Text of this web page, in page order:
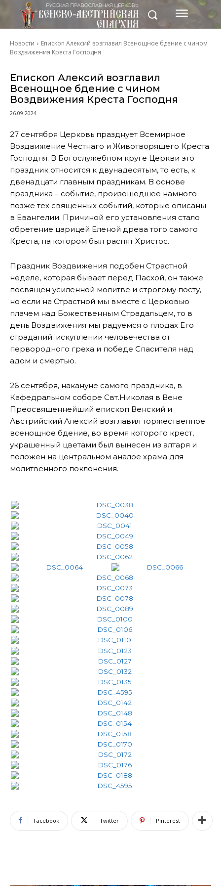
Новости
Епископ Алексий возглавил Всенощное бдение с чином
Воздвижения Креста Господня
Епископ Алексий возглавил
Всенощное бдение с чином
Воздвижения Креста Господня
26.09.2024
27 сентября Церковь празднует Всемирное
Воздвижение Честнаго и Животворящего Креста
Господня. В Богослужебном круге Церкви это
праздник относится к двунадесятым, то есть, к
двенадцати главным праздникам. В основе
праздника – событие, произошедшее намного
позже тех священных событий, которые описаны
в Евангелии. Причиной его установления стало
обретение царицей Еленой древа того самого
Креста, на котором был распят Христос.
Праздник Воздвижения подобен Страстной
неделе, которая бывает перед Пасхой, он также
посвящен усиленной молитве и строгому посту,
но если на Страстной мы вместе с Церковью
плачем над Божественным Страдальцем, то в
день Воздвижения мы радуемся о плодах Его
страданий: искуплении человечества от
первородного греха и победе Спасителя над
адом и смертью.
26 сентября, накануне самого праздника, в
Кафедральном соборе Свт.Николая в Вене
Преосвященнейший епископ Венский и
Австрийский Алексий возглавил торжественное
всенощное бдение, во время которого крест,
украшенный цветами был вынесен из алтаря и
положен на центральном аналое храма для
молитвенного поклонения.
Facebook Twitter Pinterest